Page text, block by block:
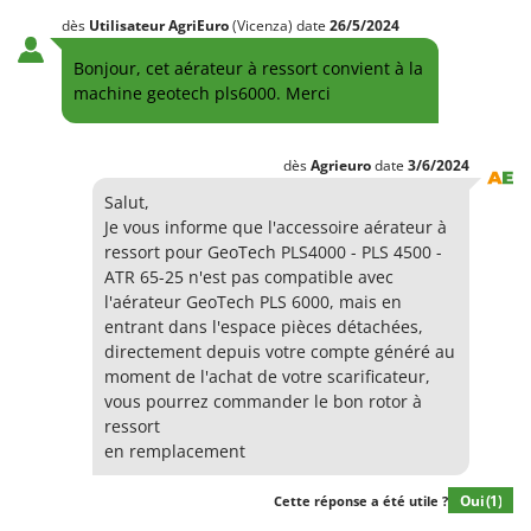
Groupes électrogènes
Haches - Cognées et Hachettes
Herses à Dents
Herses Rotatives
Lames à neige
Lames niveleuses pour tracteur
Lave-vitres
Lieuses électriques pour vignes
Machines à pâtes
E
Edilmark
Effeuno
Elegen
Energy Gruppi
Enotecnica Pillan
Eschenfelder
EuroMech
Eurosystems
Fama Industrie
dès Utilisateur AgriEuro(Vicenza) date 26/5/2024
Bonjour, cet aérateur à ressort convient à la
machine geotech pls6000. Merci
dèsAgrieurodate 3/6/2024
Salut,
Je vous informe que l'accessoire aérateur à
ressort pour GeoTech PLS4000 - PLS 4500 -
ATR 65-25 n'est pas compatible avec
l'aérateur GeoTech PLS 6000, mais en
entrant dans l'espace pièces détachées,
directement depuis votre compte généré au
moment de l'achat de votre scarificateur,
vous pourrez commander le bon rotor à
ressort
en remplacement
Cette réponse a été utile ? Oui(1)